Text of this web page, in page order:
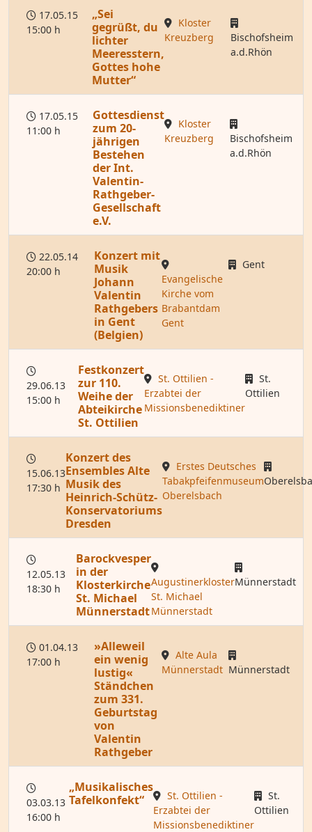
17.05.15
15:00 h
„Sei
gegrüßt, du
lichter
Meeresstern,
Gottes hohe
Mutter“
Kloster
Kreuzberg
Bischofsheim
a.d.Rhön
17.05.15
11:00 h
Gottesdienst
zum 20-
jährigen
Bestehen
der Int.
Valentin-
Rathgeber-
Gesellschaft
e.V.
Kloster
Kreuzberg
Bischofsheim
a.d.Rhön
22.05.14
20:00 h
Konzert mit
Musik
Johann
Valentin
Rathgebers
in Gent
(Belgien)
Evangelische
Kirche vom
Brabantdam
Gent
Gent
29.06.13
15:00 h
Festkonzert
zur 110.
Weihe der
Abteikirche
St. Ottilien
St. Ottilien -
Erzabtei der
Missionsbenediktiner
St.
Ottilien
15.06.13
17:30 h
Konzert des
Ensembles Alte
Musik des
Heinrich-Schütz-
Konservatoriums
Dresden
Erstes Deutsches
Tabakpfeifenmuseum
Oberelsbach
12.05.13
18:30 h
Barockvesper
in der
Klosterkirche
St. Michael
Münnerstadt
Augustinerkloster
St. Michael
Münnerstadt
Münnerstadt
01.04.13
17:00 h
»Alleweil
ein wenig
lustig«
Ständchen
zum 331.
Geburtstag
von
Valentin
Rathgeber
Alte Aula
Münnerstadt Münnerstadt
03.03.13
16:00 h
„Musikalisches
Tafelkonfekt“
St. Ottilien -
Erzabtei der
Missionsbenediktiner
St.
Ottilien